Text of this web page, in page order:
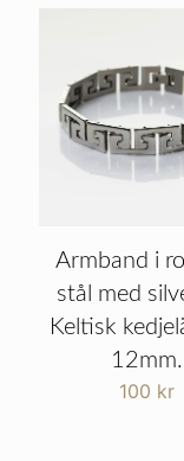
Armband i
stål med
Keltisk
12mm.
100 kr